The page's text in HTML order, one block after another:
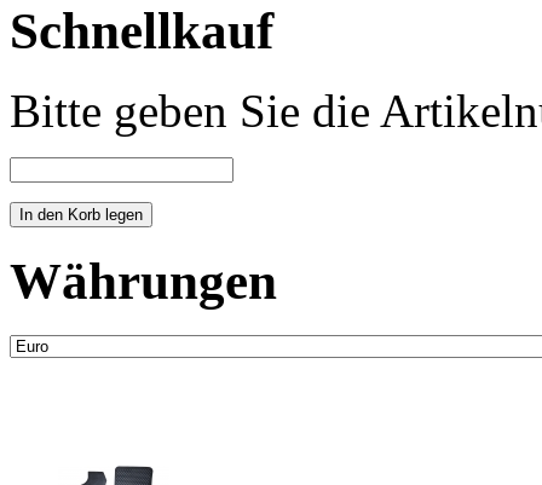
Schnellkauf
Bitte geben Sie die
Währungen